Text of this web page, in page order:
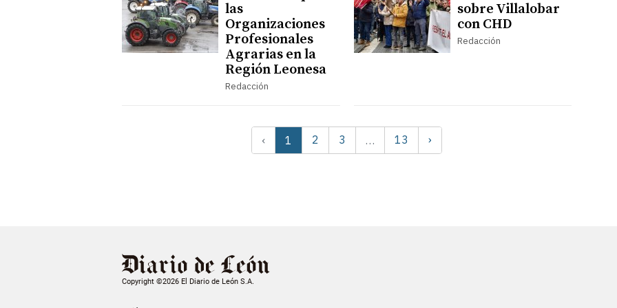
las
Organizaciones
Profesionales
Agrarias en la
Región Leonesa
Redacción
sobre Villalobar
con CHD
Redacción
‹ 1 2 3 … 13 ›
Copyright ©2026 El Diario de León S.A.